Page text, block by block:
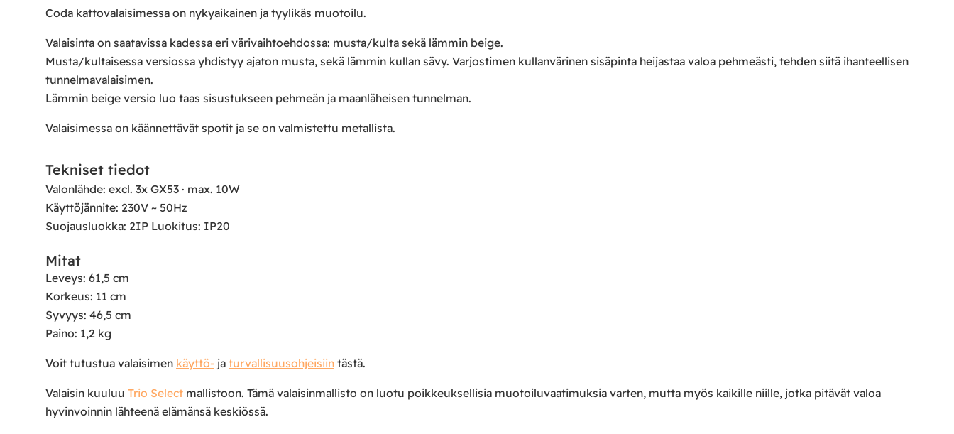
Coda kattovalaisimessa on nykyaikainen ja tyylikäs muotoilu.
Valaisinta on saatavissa kadessa eri värivaihtoehdossa: musta/kulta sekä lämmin beige.
Musta/kultaisessa versiossa yhdistyy ajaton musta, sekä lämmin kullan sävy. Varjostimen kullanvärinen sisäpinta heijastaa valoa pehmeästi, tehden siitä ihanteellisen
tunnelmavalaisimen.
Lämmin beige versio luo taas sisustukseen pehmeän ja maanläheisen tunnelman.
Valaisimessa on käännettävät spotit ja se on valmistettu metallista.
Tekniset tiedot
Valonlähde: excl. 3x GX53 · max. 10W
Käyttöjännite: 230V ~ 50Hz
Suojausluokka: 2IP Luokitus: IP20
Mitat
Leveys: 61,5 cm
Korkeus: 11 cm
Syvyys: 46,5 cm
Paino: 1,2 kg
Voit tutustua valaisimen käyttö- ja turvallisuusohjeisiin tästä.
Valaisin kuuluu Trio Select mallistoon. Tämä valaisinmallisto on luotu poikkeuksellisia muotoiluvaatimuksia varten, mutta myös kaikille niille, jotka pitävät valoa
hyvinvoinnin lähteenä elämänsä keskiössä.